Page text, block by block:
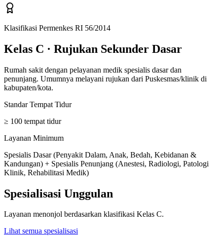
Klasifikasi Permenkes RI 56/2014
Kelas C · Rujukan Sekunder Dasar
Rumah sakit dengan pelayanan medik spesialis dasar dan
penunjang. Umumnya melayani rujukan dari Puskesmas/klinik di
kabupaten/kota.
Standar Tempat Tidur
≥ 100 tempat tidur
Layanan Minimum
Spesialis Dasar (Penyakit Dalam, Anak, Bedah, Kebidanan &
Kandungan) + Spesialis Penunjang (Anestesi, Radiologi, Patologi
Klinik, Rehabilitasi Medik)
Spesialisasi Unggulan
Layanan menonjol berdasarkan klasifikasi Kelas C.
Lihat semua spesialisasi